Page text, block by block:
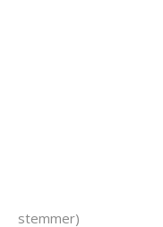
stemmer)